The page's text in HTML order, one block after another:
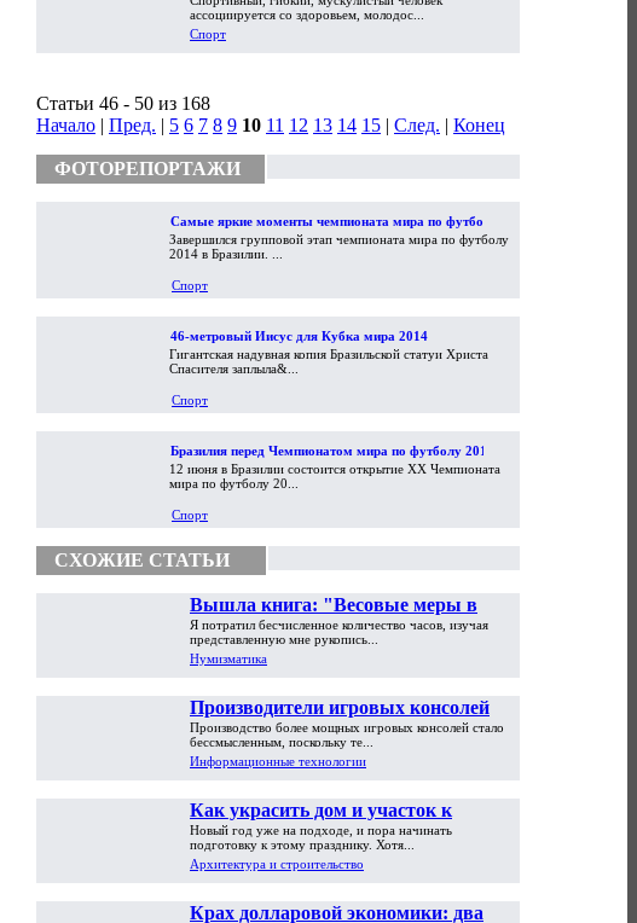
ассоциируется со здоровьем, молодос...
Спорт
Статьи 46 - 50 из 168
Начало | Пред. | 5 6 7 8 9 10 11 12 13 14 15 | След. | Конец
ФОТОРЕПОРТАЖИ
Самые яркие моменты чемпионата мира по футболу
2014
Завершился групповой этап чемпионата мира по футболу
2014 в Бразилии. ...
Спорт
46-метровый Иисус для Кубка мира 2014
Гигантская надувная копия Бразильской статуи Христа
Спасителя заплыла&...
Спорт
Бразилия перед Чемпионатом мира по футболу 2014
12 июня в Бразилии состоится открытие XX Чемпионата
мира по футболу 20...
Спорт
СХОЖИЕ СТАТЬИ
Вышла книга: "Весовые меры в
торговой практике Античности и
Средневековья"
Я потратил бесчисленное количество часов, изучая
представленную мне рукопись...
Нумизматика
Производители игровых консолей
достигли предела возможностей
Производство более мощных игровых консолей стало
бессмысленным, поскольку те...
Информационные технологии
Как украсить дом и участок к
Новому году
Новый год уже на подходе, и пора начинать
подготовку к этому празднику. Хотя...
Архитектура и строительство
Крах долларовой экономики: два